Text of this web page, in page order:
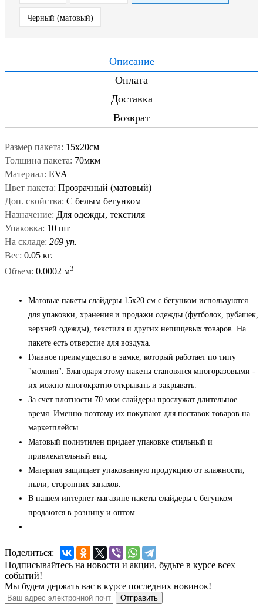
Черный (матовый)
Описание
Оплата
Доставка
Возврат
Размер пакета: 15x20см
Толщина пакета: 70мкм
Материал: EVA
Цвет пакета: Прозрачный (матовый)
Доп. свойства: С белым бегунком
Назначение: Для одежды, текстиля
Упаковка: 10 шт
На складе: 269 уп.
Вес: 0.05 кг.
Объем: 0.0002 м3
Матовые пакеты слайдеры 15х20 см с бегунком используются
для упаковки, хранения и продажи одежды (футболок, рубашек,
верхней одежды), текстиля и других непищевых товаров. На
пакете есть отверстие для воздуха.
Главное преимущество в замке, который работает по типу
"молния". Благодаря этому пакеты становятся многоразовыми -
их можно многократно открывать и закрывать.
За счет плотности 70 мкм слайдеры прослужат длительное
время. Именно поэтому их покупают для поставок товаров на
маркетплейсы.
Матовый полиэтилен придает упаковке стильный и
привлекательный вид.
Материал защищает упакованную продукцию от влажности,
пыли, сторонних запахов.
В нашем интернет-магазине пакеты слайдеры с бегунком
продаются в розницу и оптом
Поделиться:
Подписывайтесь на новости и акции, будьте в курсе всех
событий!
Мы будем держать вас в курсе последних новинок!